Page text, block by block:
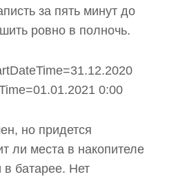
за пять минут до
ровно в полночь.
0:00
но придется
ли места в накопителе
в батарее. Нет